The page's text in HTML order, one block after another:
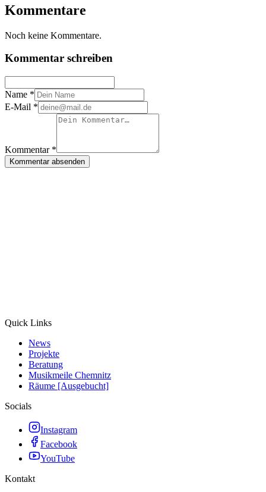
Kommentare
Noch keine Kommentare.
Kommentar schreiben
Name *
E-Mail *
Kommentar *
Kommentar absenden
Quick Links
News
Projekte
Beratung
Musikmeile Chemnitz
Räume [Ausgebucht]
Socials
Instagram
Facebook
YouTube
Kontakt